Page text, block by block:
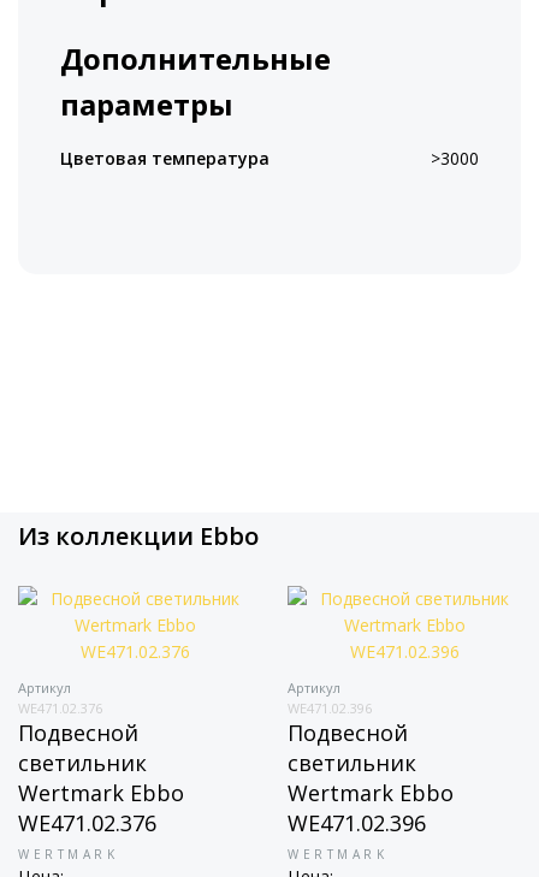
Дополнительные
параметры
Цветовая температура >3000
Из коллекции Ebbo
Артикул
WE471.02.376
Подвесной
светильник
Wertmark Ebbo
WE471.02.376
WERTMARK
Артикул
WE471.02.396
Подвесной
светильник
Wertmark Ebbo
WE471.02.396
WERTMARK